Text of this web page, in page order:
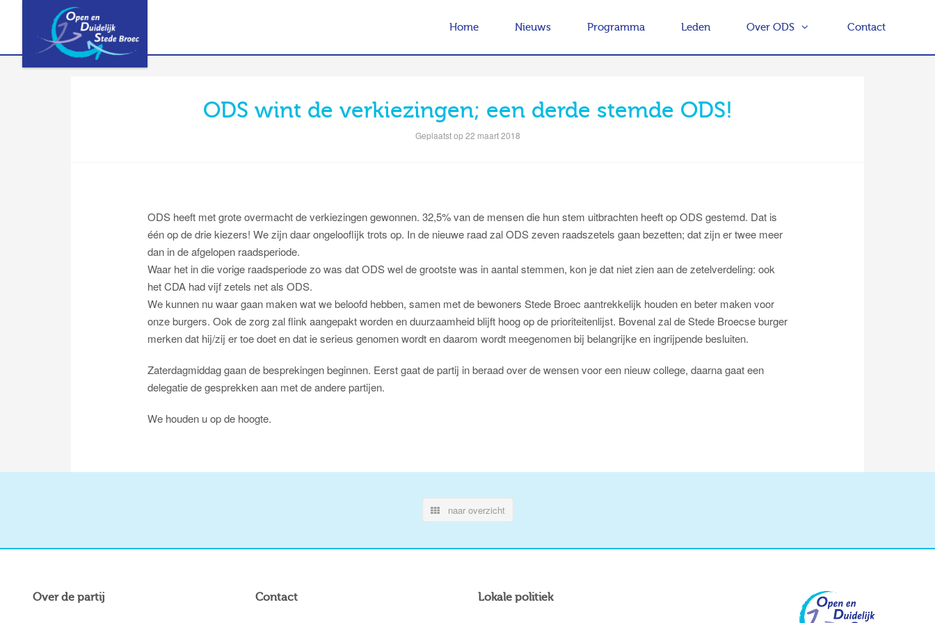
Home Nieuws Programma Leden Over ODS Contact
ODS wint de verkiezingen; een derde stemde ODS!
Geplaatst op 22 maart 2018
ODS heeft met grote overmacht de verkiezingen gewonnen. 32,5% van de mensen die hun stem uitbrachten heeft op ODS gestemd. Dat is
één op de drie kiezers! We zijn daar ongelooflijk trots op. In de nieuwe raad zal ODS zeven raadszetels gaan bezetten; dat zijn er twee meer
dan in de afgelopen raadsperiode.
Waar het in die vorige raadsperiode zo was dat ODS wel de grootste was in aantal stemmen, kon je dat niet zien aan de zetelverdeling: ook
het CDA had vijf zetels net als ODS.
We kunnen nu waar gaan maken wat we beloofd hebben, samen met de bewoners Stede Broec aantrekkelijk houden en beter maken voor
onze burgers. Ook de zorg zal flink aangepakt worden en duurzaamheid blijft hoog op de prioriteitenlijst. Bovenal zal de Stede Broecse burger
merken dat hij/zij er toe doet en dat ie serieus genomen wordt en daarom wordt meegenomen bij belangrijke en ingrijpende besluiten.
Zaterdagmiddag gaan de besprekingen beginnen. Eerst gaat de partij in beraad over de wensen voor een nieuw college, daarna gaat een
delegatie de gesprekken aan met de andere partijen.
We houden u op de hoogte.
naar overzicht
Over de partij Contact Lokale politiek